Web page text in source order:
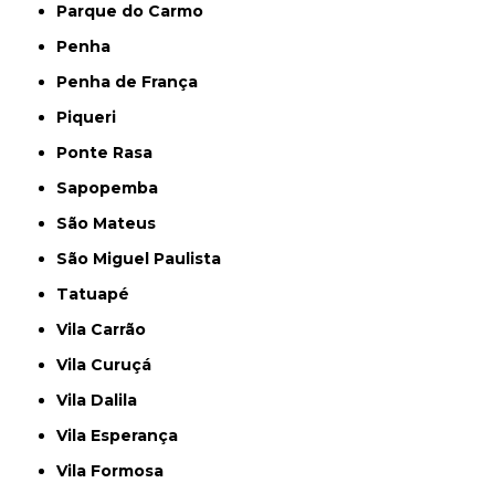
Parque do Carmo
Penha
Penha de França
Piqueri
Ponte Rasa
Sapopemba
São Mateus
São Miguel Paulista
Tatuapé
Vila Carrão
Vila Curuçá
Vila Dalila
Vila Esperança
Vila Formosa